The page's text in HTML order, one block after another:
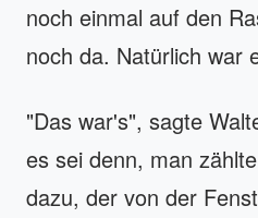
noch einmal auf den
noch da. Natürlich war
"Das war's", sagte
es sei denn, man
dazu, der von der